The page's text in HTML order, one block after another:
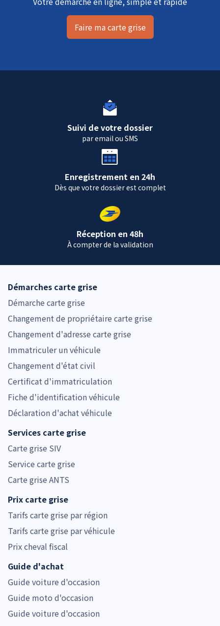
Faire ma carte grise
Suivi de votre dossier
par email ou SMS
Enregistrement en 24h
Dès que votre dossier est complet
Réception en 48h
À compter de la validation
Démarches carte grise
Démarche carte grise
Changement de propriétaire carte grise
Changement d'adresse carte grise
Immatriculer un véhicule
Changement d'état civil
Certificat d'immatriculation
Fiche d'identification véhicule
Déclaration d'achat véhicule
Services carte grise
Carte grise SIV
Service carte grise
Carte grise ANTS
Prix carte grise
Tarifs carte grise par région
Tarifs carte grise par véhicule
Prix cheval fiscal
Guide d'achat
Guide voiture d'occasion
Guide moto d'occasion
Guide voiture d'occasion